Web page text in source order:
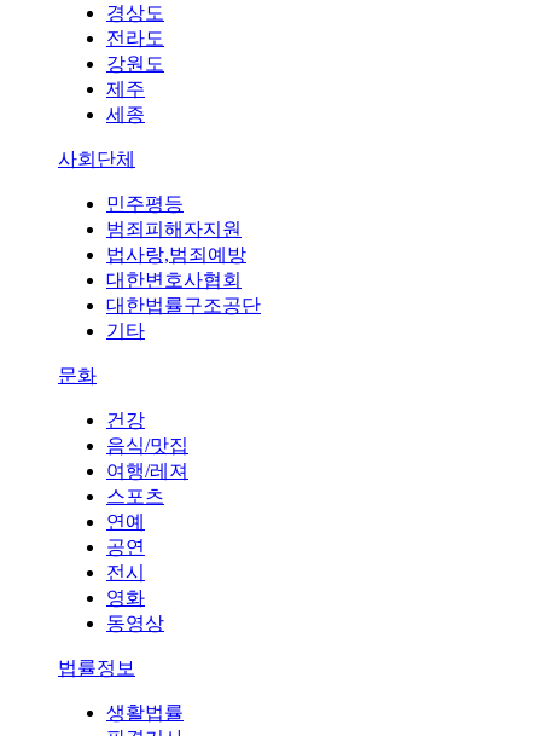
경상도
전라도
강원도
제주
세종
사회단체
민주평등
범죄피해자지원
법사랑,범죄예방
대한변호사협회
대한법률구조공단
기타
문화
건강
음식/맛집
여행/레져
스포츠
연예
공연
전시
영화
동영상
법률정보
생활법률